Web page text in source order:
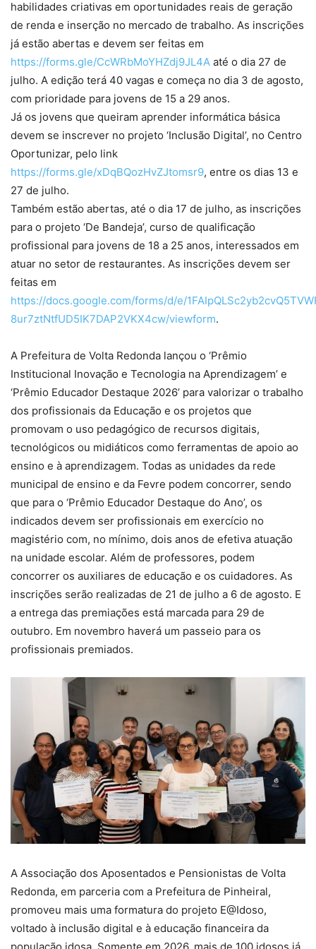
habilidades criativas em oportunidades reais de geração
de renda e inserção no mercado de trabalho. As inscrições
já estão abertas e devem ser feitas em
https://forms.gle/CcWRbMoYHZdj9JL4A até o dia 27 de
julho. A edição terá 40 vagas e começa no dia 3 de agosto,
com prioridade para jovens de 15 a 29 anos.
Já os jovens que queiram aprender informática básica
devem se inscrever no projeto ‘Inclusão Digital’, no Centro
Oportunizar, pelo link
https://forms.gle/xDqBQozHvZJtomsr9, entre os dias 13 e
27 de julho.
Também estão abertas, até o dia 17 de julho, as inscrições
para o projeto ‘De Bandeja’, curso de qualificação
profissional para jovens de 18 a 25 anos, interessados em
atuar no setor de restaurantes. As inscrições devem ser
feitas em
https://docs.google.com/forms/d/e/
8ur7ztNtfUD5IK7DAP2VKX4cw/viewform.
A Prefeitura de Volta Redonda lançou o ‘Prêmio
Institucional Inovação e Tecnologia na Aprendizagem’ e
‘Prêmio Educador Destaque 2026’ para valorizar o trabalho
dos profissionais da Educação e os projetos que
promovam o uso pedagógico de recursos digitais,
tecnológicos ou midiáticos como ferramentas de apoio ao
ensino e à aprendizagem. Todas as unidades da rede
municipal de ensino e da Fevre podem concorrer, sendo
que para o ‘Prêmio Educador Destaque do Ano’, os
indicados devem ser profissionais em exercício no
magistério com, no mínimo, dois anos de efetiva atuação
na unidade escolar. Além de professores, podem
concorrer os auxiliares de educação e os cuidadores. As
inscrições serão realizadas de 21 de julho a 6 de agosto. E
a entrega das premiações está marcada para 29 de
outubro. Em novembro haverá um passeio para os
profissionais premiados.
A Associação dos Aposentados e Pensionistas de Volta
Redonda, em parceria com a Prefeitura de Pinheiral,
promoveu mais uma formatura do projeto E@Idoso,
voltado à inclusão digital e à educação financeira da